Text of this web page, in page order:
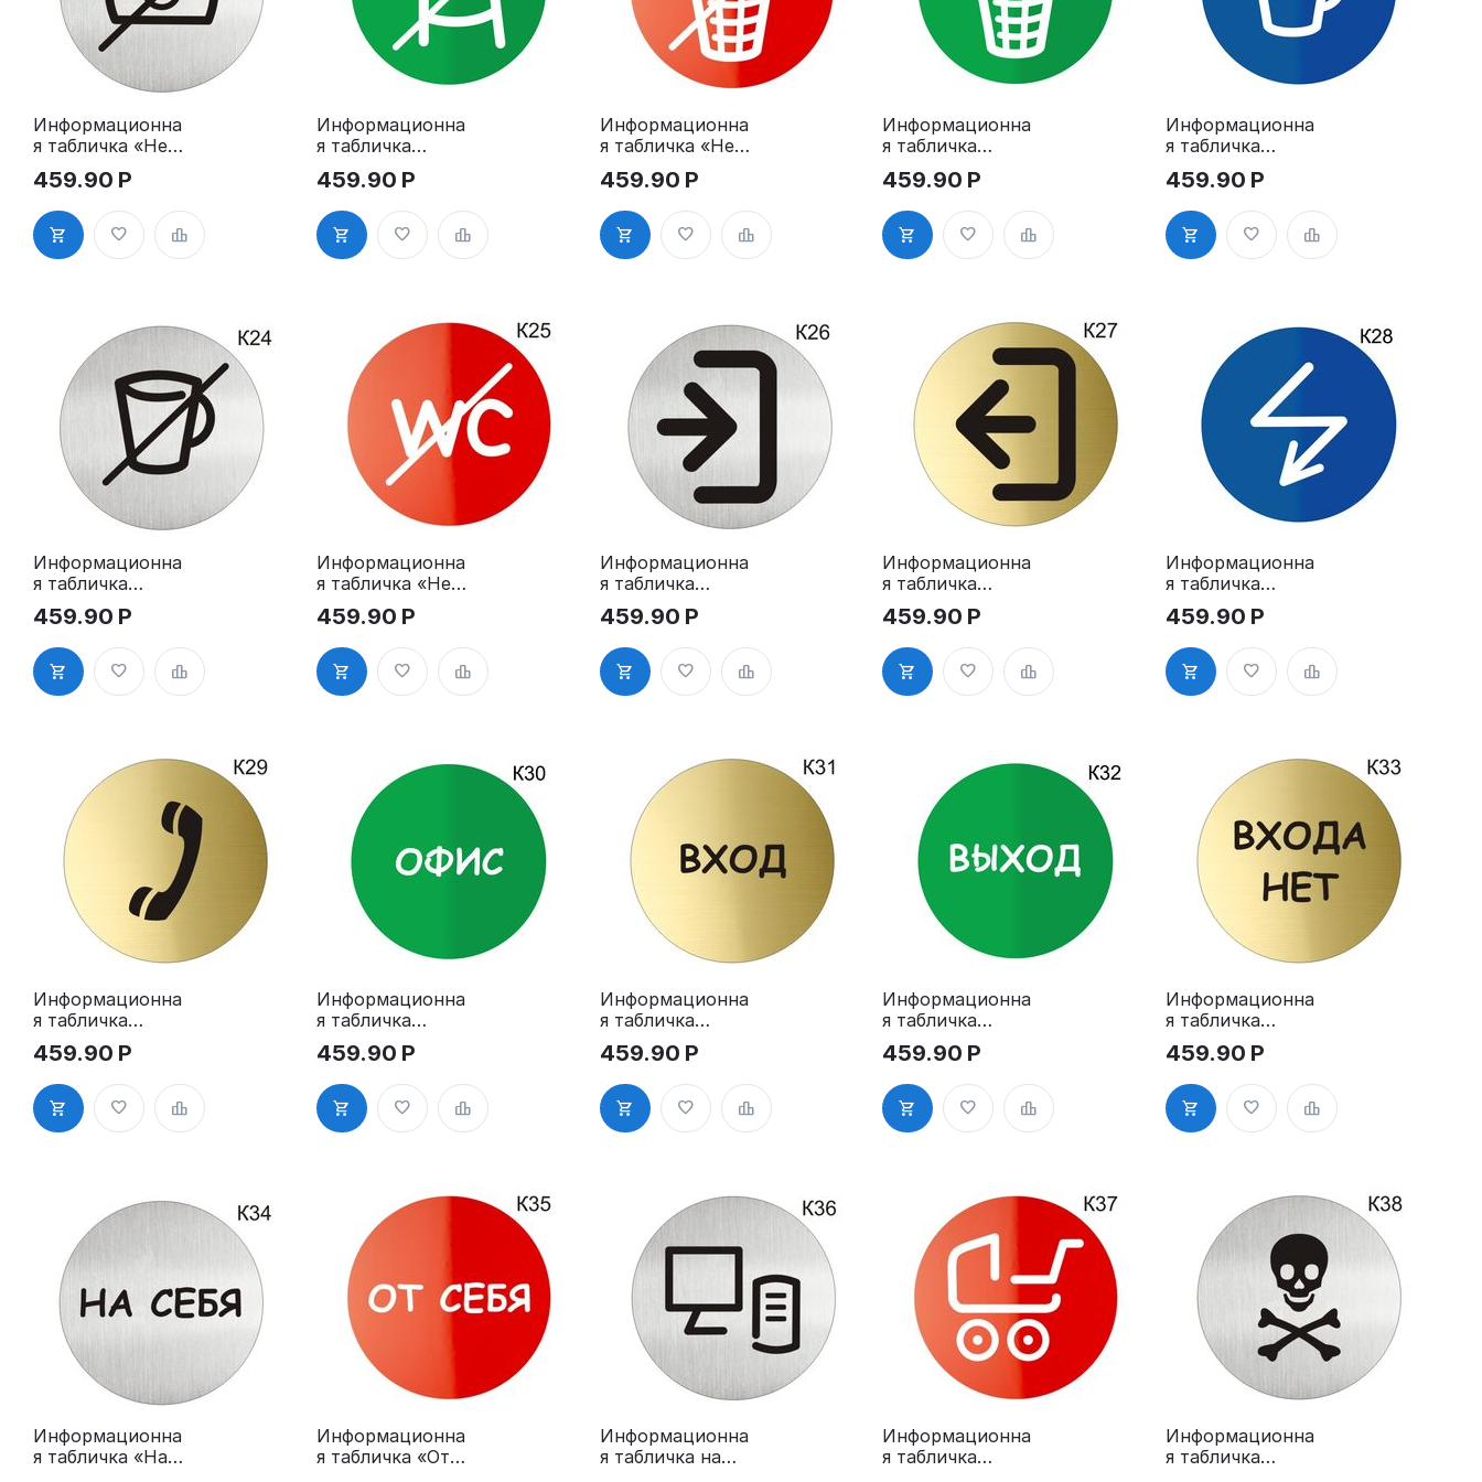
Информационна
я табличка «Не
фотографироват
ь, фотосъемка
видеосъёмка
запрещена»
пиктограмма
459.90 Р
Информационна
я табличка
«Вход с
животными, с
собаками
запрещен»
пиктограмма
459.90 Р
Информационна
я табличка «Не
сорить, не
мусорить»
пиктограмма
K21
459.90 Р
Информационна
я табличка
«Корзина для
мусора, место
для мусора,
мусорная
корзина»
459.90 Р
Информационна
я табличка
«Кафе,
столовая,
комната
отдыха»
пиктограмма
459.90 Р
Информационна
я табличка
«Вход с
напитками едой
запрещен»
пиктограмма
K24
459.90 Р
Информационна
я табличка «Не
туалет»
пиктограмма
K25
459.90 Р
Информационна
я табличка
«Вход»
пиктограмма
K26
459.90 Р
Информационна
я табличка
«Выход»
пиктограмма
K27
459.90 Р
Информационна
я табличка
«Электрощитов
ая, высокое
напряжение»
пиктограмма
K28
459.90 Р
Информационна
я табличка
«Телефон»
пиктограмма
K29
459.90 Р
Информационна
я табличка
«Офис» надпись
пиктограмма
K30
459.90 Р
Информационна
я табличка
«Вход» надпись
пиктограмма
K31
459.90 Р
Информационна
я табличка
«Выход»
надпись
пиктограмма
K32
459.90 Р
Информационна
я табличка
«Входа нет»
надпись
пиктограмма
K33
459.90 Р
Информационна
я табличка «На
Информационна
я табличка «От
Информационна
я табличка на
Информационна
я табличка
Информационна
я табличка